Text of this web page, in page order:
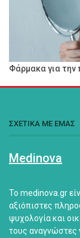
Φάρμακα για την
ΣΧΕΤΙΚΑ ΜΕ ΕΜΑΣ
Medinova
Το medinova.gr
αξιόπιστες
ψυχολογία και
τους αναγνώστες